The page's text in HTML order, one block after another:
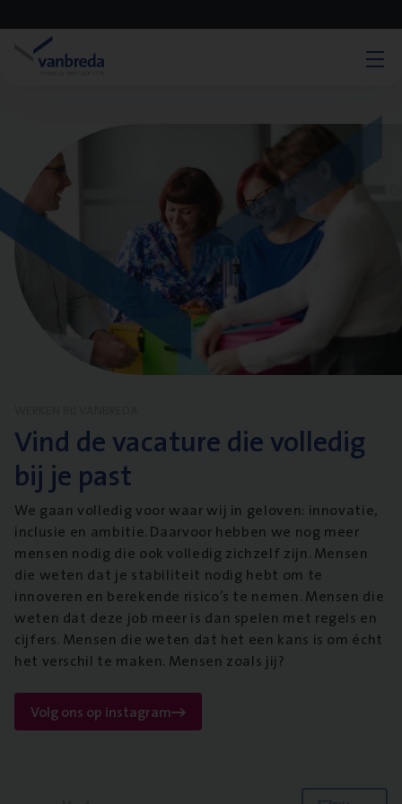
Vind de vacature die volledig
bij je past
We gaan volledig voor waar wij in geloven: innovatie,
inclusie en ambitie. Daarvoor hebben we nog meer
mensen nodig die ook volledig zichzelf zijn. Mensen
die weten dat je stabiliteit nodig hebt om te
innoveren en berekende risico’s te nemen. Mensen die
weten dat deze job meer is dan spelen met regels en
cijfers. Mensen die weten dat het een kans is om écht
het verschil te maken. Mensen zoals jij?
Volg ons op instagram